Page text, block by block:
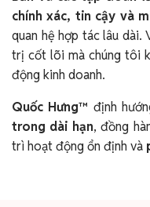
chính xác, tin cậy và
quan hệ hợp tác lâu dài.
trị cốt lõi mà chúng tôi
động kinh doanh.
Quốc Hưng™ định
trong dài hạn, đồng
trì hoạt động ổn định và